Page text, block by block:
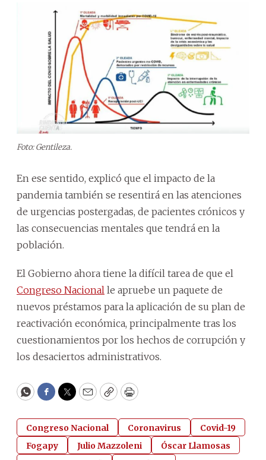
Foto: Gentileza.
En ese sentido, explicó que el impacto de la
pandemia también se resentirá en las atenciones
de urgencias postergadas, de pacientes crónicos y
las consecuencias mentales que tendrá en la
población.
El Gobierno ahora tiene la difícil tarea de que el
Congreso Nacional le apruebe un paquete de
nuevos préstamos para la aplicación de su plan de
reactivación económica, principalmente tras los
cuestionamientos por los hechos de corrupción y
los desaciertos administrativos.
WhatsApp
Facebook
Twitter
EmailCopyPrint
Congreso Nacional Coronavirus
Covid-19
Fogapy
Julio Mazzoleni
Óscar Llamosas